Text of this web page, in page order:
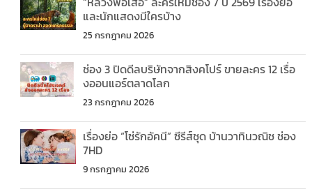
และนักแสดงมีใครบ้าง
25 กรกฎาคม 2026
ช่อง 3 ปิดดีลบริษัทจากสิงคโปร์ ขายละคร 12 เรื่อ
งออนแอร์ตลาดโลก
23 กรกฎาคม 2026
เรื่องย่อ “โซ่รักอัคนี” ซีรีส์ชุด บ้านวาทินวณิช ช่อง
7HD
9 กรกฎาคม 2026